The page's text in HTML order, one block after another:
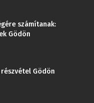
számítanak:
Gödön
Gödön